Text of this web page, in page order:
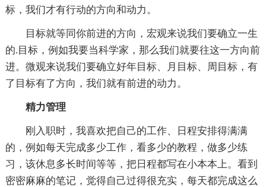
标，我们才有行动的方向和动力。
目标就等同你前进的方向，宏观来说我们要确立一生
的.目标，例如我要当科学家，那么我们就要往这一方向前
进。微观来说我们要确立好年目标、月目标、周目标，有
了目标有了方向，我们就有前进的动力。
精力管理
刚入职时，我喜欢把自己的工作、日程安排得满满
的，例如每天完成多少工作，看多少的教程，做多少练
习，该休息多长时间等等，把日程都写在小本本上。看到
密密麻麻的笔记，觉得自己过得很充实，每天都完成这么